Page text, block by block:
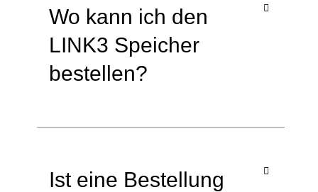
Wo kann ich den
LINK3 Speicher
bestellen?
Ist eine Bestellung